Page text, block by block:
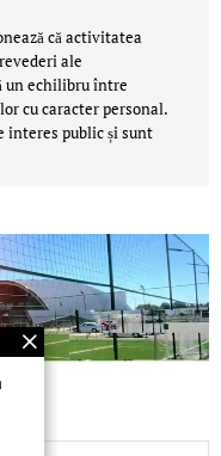
că activitatea
ale
un echilibru între
cu caracter personal.
public și sunt